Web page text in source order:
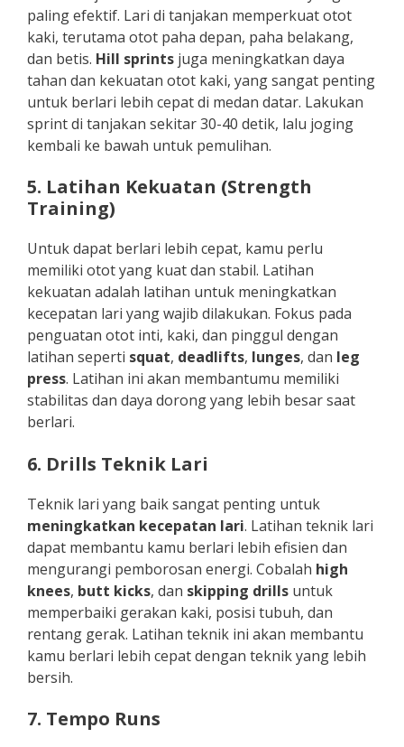
paling efektif. Lari di tanjakan memperkuat otot
kaki, terutama otot paha depan, paha belakang,
dan betis. Hill sprints juga meningkatkan daya
tahan dan kekuatan otot kaki, yang sangat penting
untuk berlari lebih cepat di medan datar. Lakukan
sprint di tanjakan sekitar 30-40 detik, lalu joging
kembali ke bawah untuk pemulihan.
5. Latihan Kekuatan (Strength
Training)
Untuk dapat berlari lebih cepat, kamu perlu
memiliki otot yang kuat dan stabil. Latihan
kekuatan adalah latihan untuk meningkatkan
kecepatan lari yang wajib dilakukan. Fokus pada
penguatan otot inti, kaki, dan pinggul dengan
latihan seperti squat, deadlifts, lunges, dan leg
press. Latihan ini akan membantumu memiliki
stabilitas dan daya dorong yang lebih besar saat
berlari.
6. Drills Teknik Lari
Teknik lari yang baik sangat penting untuk
meningkatkan kecepatan lari. Latihan teknik lari
dapat membantu kamu berlari lebih efisien dan
mengurangi pemborosan energi. Cobalah high
knees, butt kicks, dan skipping drills untuk
memperbaiki gerakan kaki, posisi tubuh, dan
rentang gerak. Latihan teknik ini akan membantu
kamu berlari lebih cepat dengan teknik yang lebih
bersih.
7. Tempo Runs